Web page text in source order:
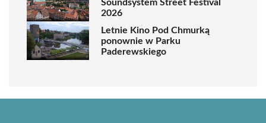
Soundsystem Street Festival
2026
Letnie Kino Pod Chmurką
ponownie w Parku
Paderewskiego